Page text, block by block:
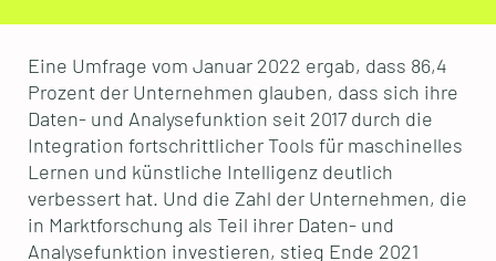
Eine Umfrage vom Januar 2022 ergab, dass 86,4
Prozent der Unternehmen glauben, dass sich ihre
Daten- und Analysefunktion seit 2017 durch die
Integration fortschrittlicher Tools für maschinelles
Lernen und künstliche Intelligenz deutlich
verbessert hat. Und die Zahl der Unternehmen, die
in Marktforschung als Teil ihrer Daten- und
Analysefunktion investieren, stieg Ende 2021